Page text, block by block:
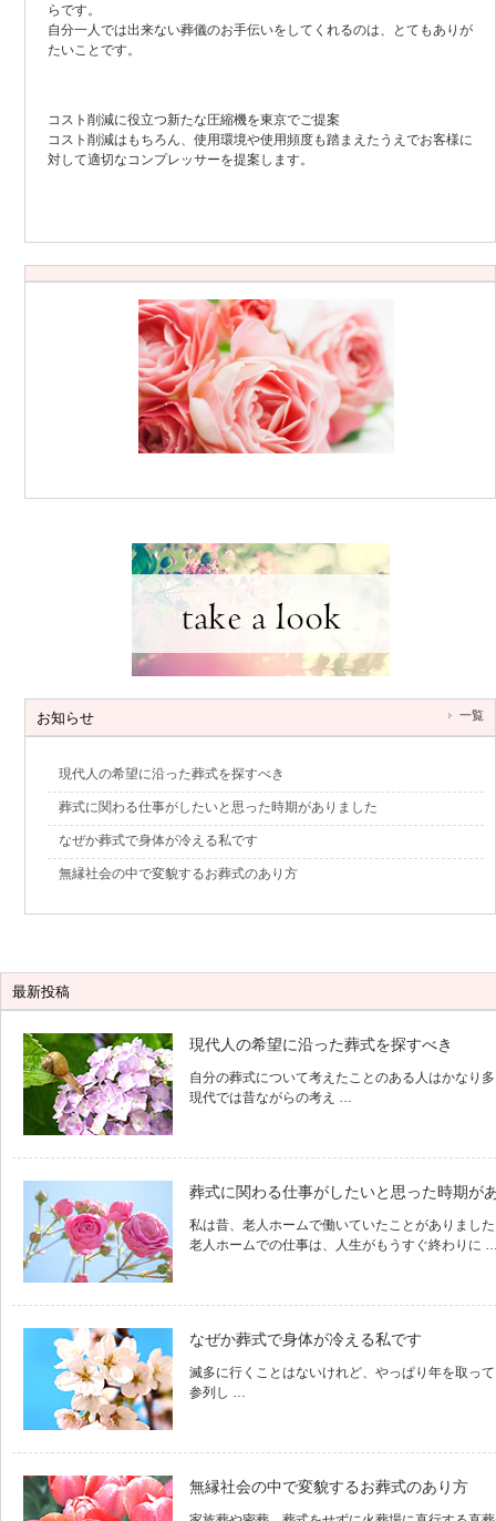
らです。
自分一人では出来ない葬儀のお手伝いをしてくれるのは、とてもありが
たいことです。
コスト削減に役立つ新たな圧縮機を東京でご提案
コスト削減はもちろん、使用環境や使用頻度も踏まえたうえでお客様に
対して適切なコンプレッサーを提案します。
お知らせ 一覧
現代人の希望に沿った葬式を探すべき
葬式に関わる仕事がしたいと思った時期がありました
なぜか葬式で身体が冷える私です
無縁社会の中で変貌するお葬式のあり方
最新投稿
現代人の希望に沿った葬式を探すべき
自分の葬式について考えたことのある人はかなり
現代では昔ながらの考え …
葬式に関わる仕事がしたいと思った時期が
私は昔、老人ホームで働いていたことがありまし
老人ホームでの仕事は、人生がもうすぐ終わりに
なぜか葬式で身体が冷える私です
滅多に行くことはないけれど、やっぱり年を取っ
参列し …
無縁社会の中で変貌するお葬式のあり方